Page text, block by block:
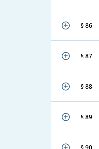
§ 86
§ 87
§ 88
§ 89
§ 90